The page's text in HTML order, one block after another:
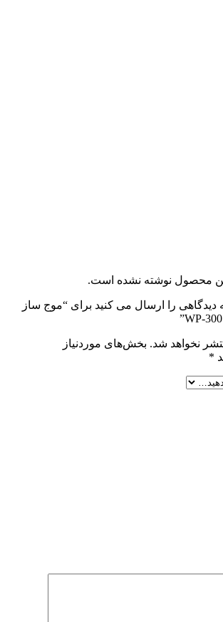
محصول نوشته نشده است.
دیدگاهی را ارسال می کنید برای “موج ساز
نخواهد شد. بخش‌های موردنیاز
*